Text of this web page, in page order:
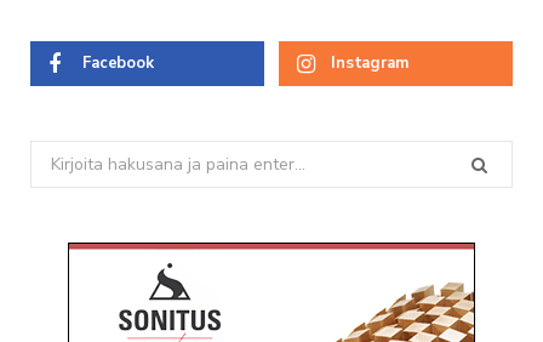
Facebook Instagram
Search
for: